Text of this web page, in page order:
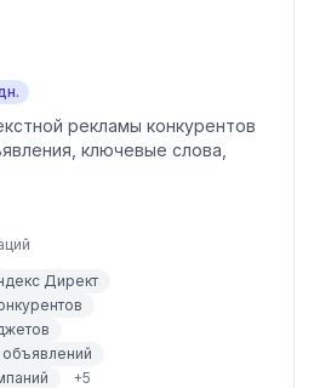
рекламы конкурентов
ключевые слова,
Директ
+5